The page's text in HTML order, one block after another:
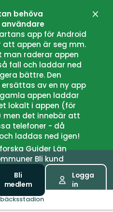
behöva
app för Android
appen är seg mm.
man raderar appen
fall och laddar ned
bättre. Den
av en ny app
appen laddar
lokalt i appen (för
det innebär att
telefoner - då
laddas ned igen!
GuiderLän
Bli kund
Bli
medlem
Logga
in